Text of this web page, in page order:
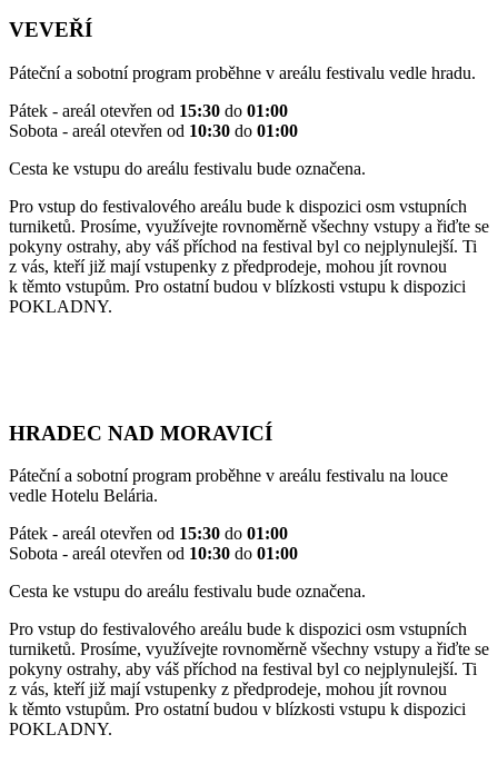
VEVEŘÍ
Páteční a sobotní program proběhne v areálu festivalu vedle hradu.
Pátek - areál otevřen od 15:30 do 01:00
Sobota - areál otevřen od 10:30 do 01:00
Cesta ke vstupu do areálu festivalu bude označena.
Pro vstup do festivalového areálu bude k dispozici osm vstupních
turniketů. Prosíme, využívejte rovnoměrně všechny vstupy a řiďte se
pokyny ostrahy, aby váš příchod na festival byl co nejplynulejší. Ti
z vás, kteří již mají vstupenky z předprodeje, mohou jít rovnou
k těmto vstupům. Pro ostatní budou v blízkosti vstupu k dispozici
POKLADNY.
HRADEC NAD MORAVICÍ
Páteční a sobotní program proběhne v areálu festivalu na louce
vedle Hotelu Belária.
Pátek - areál otevřen od 15:30 do 01:00
Sobota - areál otevřen od 10:30 do 01:00
Cesta ke vstupu do areálu festivalu bude označena.
Pro vstup do festivalového areálu bude k dispozici osm vstupních
turniketů. Prosíme, využívejte rovnoměrně všechny vstupy a řiďte se
pokyny ostrahy, aby váš příchod na festival byl co nejplynulejší. Ti
z vás, kteří již mají vstupenky z předprodeje, mohou jít rovnou
k těmto vstupům. Pro ostatní budou v blízkosti vstupu k dispozici
POKLADNY.